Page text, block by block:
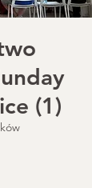
(1)